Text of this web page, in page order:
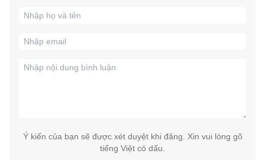
Ý kiến của bạn sẽ được xét duyệt khi đăng. Xin vui lòng gõ
tiếng Việt có dấu.